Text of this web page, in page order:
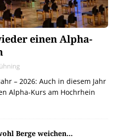
einen Alpha-
– 2026: Auch in diesem Jahr
Alpha-Kurs am Hochrhein
Berge weichen…